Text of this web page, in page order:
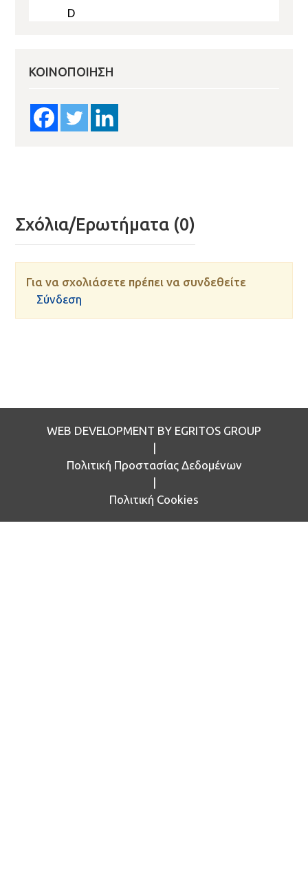
D
ΚΟΙΝΟΠΟΊΗΣΗ
Σχόλια/Ερωτήματα (0)
Για να σχολιάσετε πρέπει να συνδεθείτε
Σύνδεση
WEB DEVELOPMENT BY EGRITOS GROUP
|
Πολιτική Προστασίας Δεδομένων
|
Πολιτική Cookies